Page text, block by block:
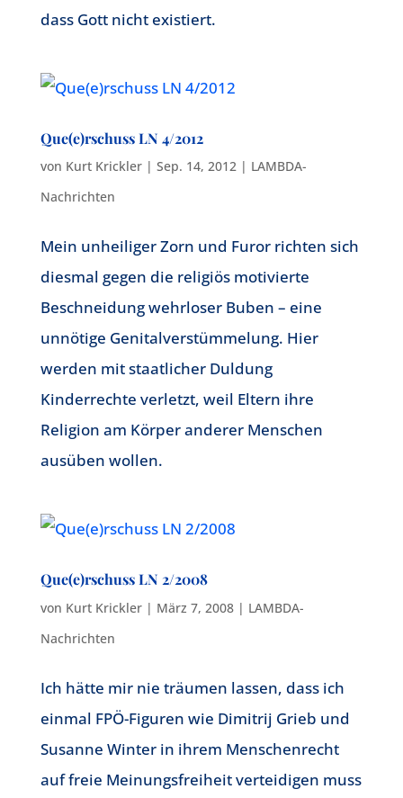
dass Gott nicht existiert.
Que(e)rschuss LN 4/2012
von Kurt Krickler| Sep. 14, 2012| LAMBDA-
Nachrichten
Mein unheiliger Zorn und Furor richten sich
diesmal gegen die religiös motivierte
Beschneidung wehrloser Buben – eine
unnötige Genitalverstümmelung. Hier
werden mit staatlicher Duldung
Kinderrechte verletzt, weil Eltern ihre
Religion am Körper anderer Menschen
ausüben wollen.
Que(e)rschuss LN 2/2008
von Kurt Krickler| März 7, 2008| LAMBDA-
Nachrichten
Ich hätte mir nie träumen lassen, dass ich
einmal FPÖ-Figuren wie Dimitrij Grieb und
Susanne Winter in ihrem Menschenrecht
auf freie Meinungsfreiheit verteidigen muss